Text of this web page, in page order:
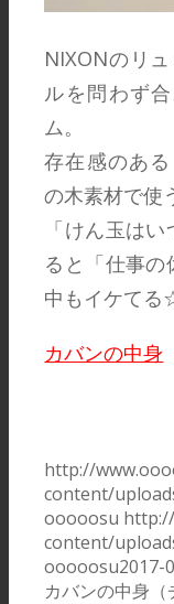
NIXONのリ
ルを問わず
ム。
存在感のあ
の木素材で使
「けん玉は
ると「仕事
中もイケて
カバンの中身
http://
content/
ooooosu
content/
ooooosu2017-
カバンの中身（